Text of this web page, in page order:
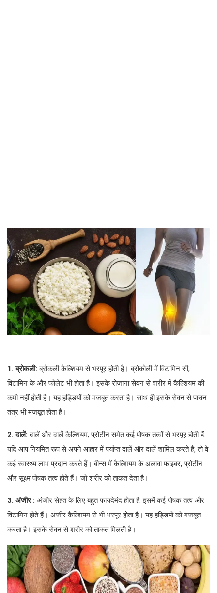
1. ब्रोकली:ब्रोकली कैल्शियम से भरपूर होती है। ब्रोकोली में विटामिन सी,
विटामिन के और फोलेट भी होता है। इसके रोजाना सेवन से शरीर में कैल्शियम की
कमी नहीं होती है। यह हड्डियों को मजबूत करता है। साथ ही इसके सेवन से पाचन
तंत्र भी मजबूत होता है।
2. दालें:दालें और दालें कैल्शियम, प्रोटीन समेत कई पोषक तत्वों से भरपूर होती हैं.
यदि आप नियमित रूप से अपने आहार में पर्याप्त दालें और दालें शामिल करते हैं, तो वे
कई स्वास्थ्य लाभ प्रदान करते हैं। बीन्स में कैल्शियम के अलावा फाइबर, प्रोटीन
और सूक्ष्म पोषक तत्व होते हैं। जो शरीर को ताकत देता है।
3. अंजीर : अंजीर सेहत के लिए बहुत फायदेमंद होता है. इसमें कई पोषक तत्व और
विटामिन होते हैं। अंजीर कैल्शियम से भी भरपूर होता है। यह हड्डियों को मजबूत
करता है। इसके सेवन से शरीर को ताकत मिलती है।